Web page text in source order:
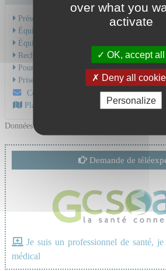
Présentation de l'activité
Équipe Médicale
Équipe Soignante
Recherche & Enseignement
Pour une consultation
Prise en charge du cancer
Contactez-nous par mail
Plan d'accès au CHU
Données mises à jour le 22/10/2025
Demande de
Je suis un professionnel de santé,
médical
over what you
activate
OK, accept all
Deny all
Personalize